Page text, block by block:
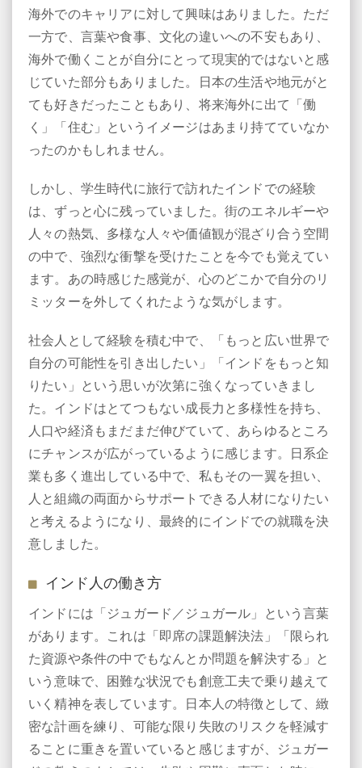
海外でのキャリアに対して興味はありました。ただ
一方で、言葉や食事、文化の違いへの不安もあり、
海外で働くことが自分にとって現実的ではないと感
じていた部分もありました。日本の生活や地元がと
ても好きだったこともあり、将来海外に出て「働
く」「住む」というイメージはあまり持てていなか
ったのかもしれません。
しかし、学生時代に旅行で訪れたインドでの経験
は、ずっと心に残っていました。街のエネルギーや
人々の熱気、多様な人々や価値観が混ざり合う空間
の中で、強烈な衝撃を受けたことを今でも覚えてい
ます。あの時感じた感覚が、心のどこかで自分のリ
ミッターを外してくれたような気がします。
社会人として経験を積む中で、「もっと広い世界で
自分の可能性を引き出したい」「インドをもっと知
りたい」という思いが次第に強くなっていきまし
た。インドはとてつもない成長力と多様性を持ち、
人口や経済もまだまだ伸びていて、あらゆるところ
にチャンスが広がっているように感じます。日系企
業も多く進出している中で、私もその一翼を担い、
人と組織の両面からサポートできる人材になりたい
と考えるようになり、最終的にインドでの就職を決
意しました。
インド人の働き方
インドには「ジュガード／ジュガール」という言葉
があります。これは「即席の課題解決法」「限られ
た資源や条件の中でもなんとか問題を解決する」と
いう意味で、困難な状況でも創意工夫で乗り越えて
いく精神を表しています。日本人の特徴として、緻
密な計画を練り、可能な限り失敗のリスクを軽減す
ることに重きを置いていると感じますが、ジュガー